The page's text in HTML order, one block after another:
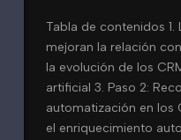
Tabla de contenidos
mejoran la relación
la evolución de los
artificial 3. Paso 2:
automatización en los
el enriquecimiento